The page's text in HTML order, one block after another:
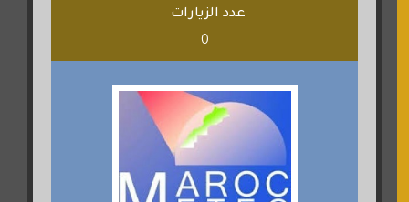
عدد الزيارات
0